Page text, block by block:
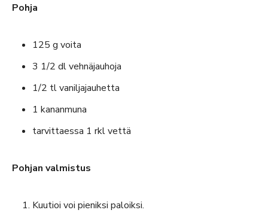
Pohja
125 g voita
3 1/2 dl vehnäjauhoja
1/2 tl vaniljajauhetta
1 kananmuna
tarvittaessa 1 rkl vettä
Pohjan valmistus
Kuutioi voi pieniksi paloiksi.